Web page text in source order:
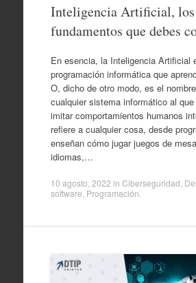
Inteligencia Artificial, los
fundamentos que debes
En esencia, la Inteligencia Artificial
programación informática que
O, dicho de otro modo, es el
cualquier sistema informático al
imitar comportamientos humanos
refiere a cualquier cosa, desde
enseñan cómo jugar juegos de
idiomas,…
10 agosto, 2022 in Ciberseguridad
software Programación